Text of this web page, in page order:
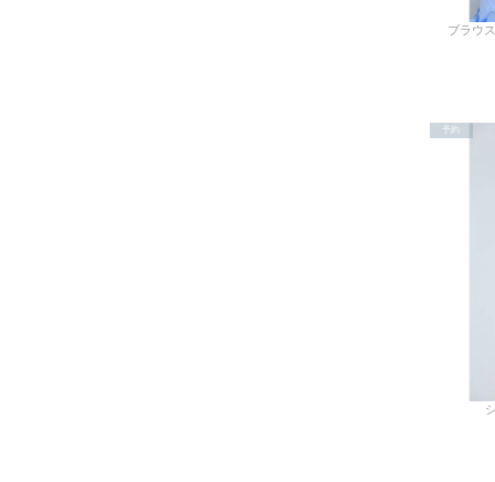
ブラウ
予約